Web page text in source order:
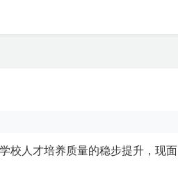
校人才培养质量的稳步提升，现面